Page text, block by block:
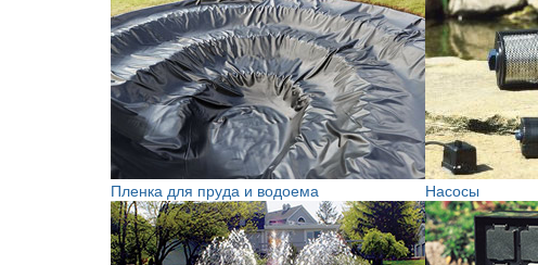
Пленка для пруда и водоема Насосы